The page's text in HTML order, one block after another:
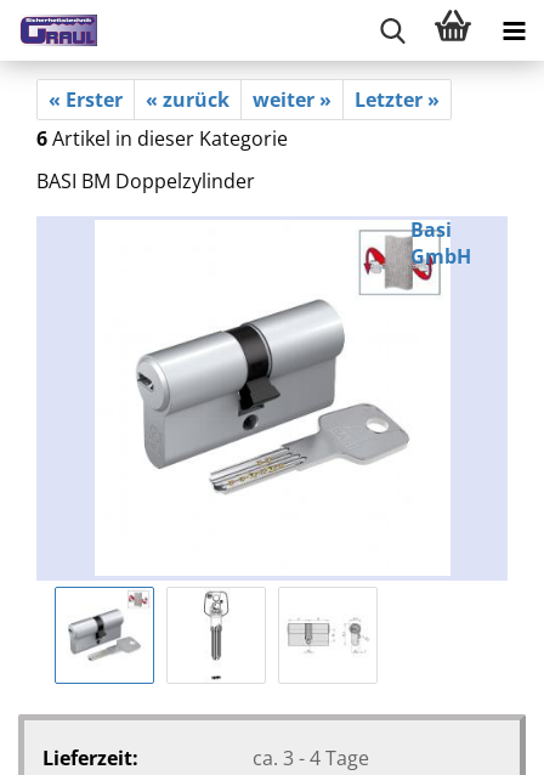
« Erster « zurück weiter »
Letzter »
6Artikel in dieser Kategorie
BASI BM Doppelzylinder
Basi
GmbH
Lieferzeit: ca. 3 - 4 Tage